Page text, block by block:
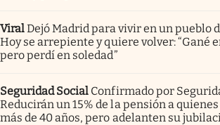
ViralDejó Madrid para vivir en un pueblo
Hoy se arrepiente y quiere volver: “Gané
pero perdí en soledad”
Seguridad Social Confirmado por
Reducirán un 15% de la pensión a
más de 40 años, pero adelanten su